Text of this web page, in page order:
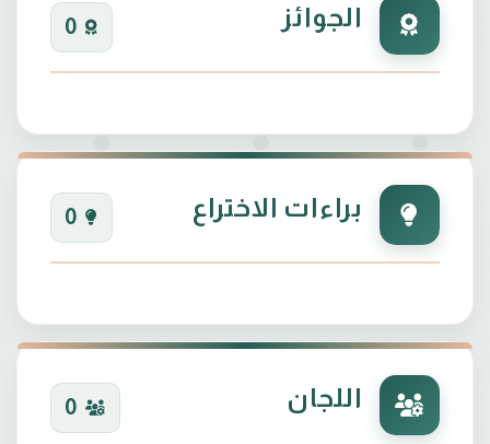
الجوائز 0
براءات الاختراع 0
اللجان 0